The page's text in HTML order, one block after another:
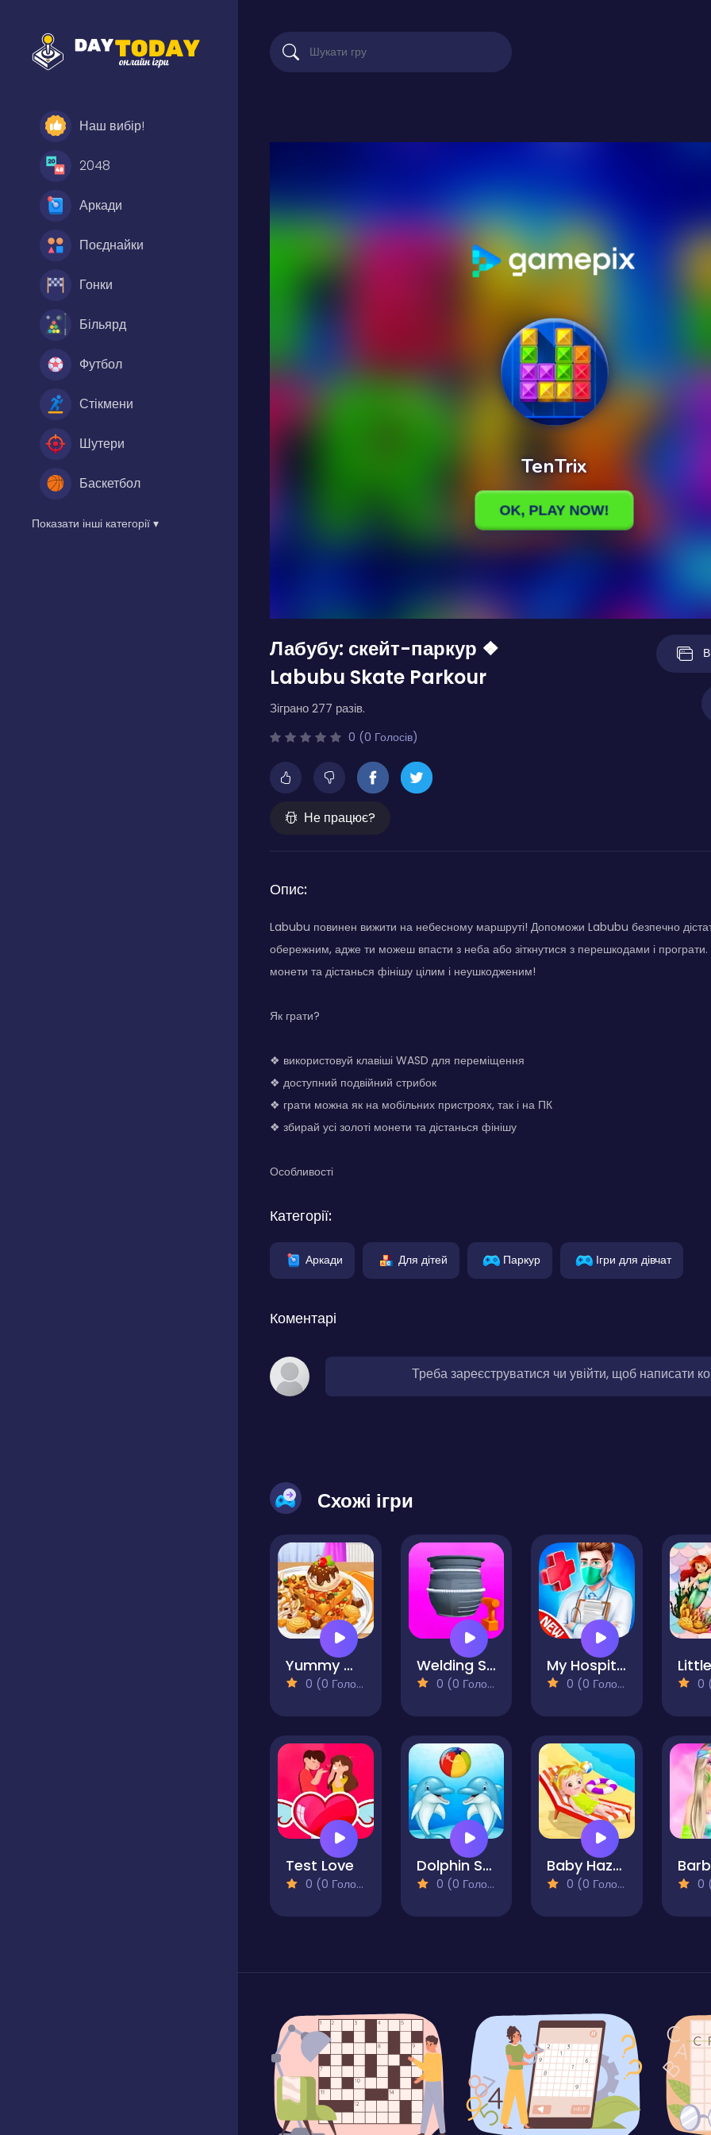
Наш вибір!
2048
Аркади
Поєднайки
Гонки
Більярд
Футбол
Стікмени
Шутери
Баскетбол
Показати інші категорії ▾
Лабубу: скейт-паркур ❖
Labubu Skate Parkour
Зіграно 277 разів.
0 (0 Голосів)
Не працює?
Опис:
Labubu повинен вижити на небесному маршруті! Допоможи Labubu безпечно
обережним, адже ти можеш впасти з неба або зіткнутися з перешкодами і програти.
монети та дістанься фінішу цілим і неушкодженим!
Як грати?
❖ використовуй клавіші WASD для переміщення
❖ доступний подвійний стрибок
❖ грати можна як на мобільних пристроях, так і на ПК
❖ збирай усі золоті монети та дістанься фінішу
Особливості
Категорії:
Аркади Для дітей Паркур Ігри для дівчат
Коментарі
Треба зареєструватися чи увійти, щоб написати
Схожі ігри
Yummy Waffle Ice Cream
0 (0 Голосів)
Welding Simulation
0 (0 Голосів)
My Hospital Doctor
0 (0 Голосів) 0
Test Love
0 (0 Голосів)
Dolphin Show
0 (0 Голосів)
Baby Hazel At Beach
0 (0 Голосів) 0